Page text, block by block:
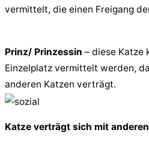
vermittelt, die einen Freigang
Prinz/ Prinzessin – diese Katze
Einzelplatz vermittelt werden,
anderen Katzen verträgt.
Katze verträgt sich mit